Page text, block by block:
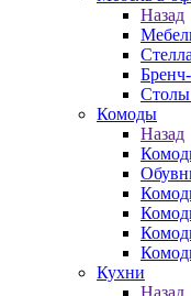
Назад
Комоды
Назад
Кухни
Назад